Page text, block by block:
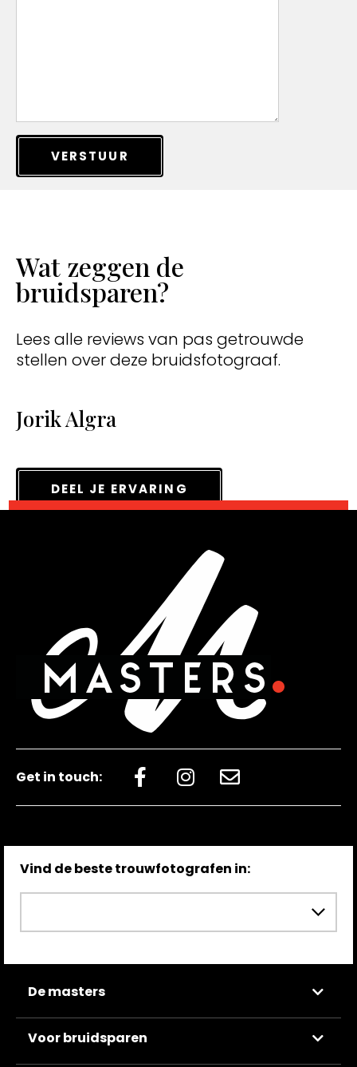
VERSTUUR
Wat zeggen de
bruidsparen?
Lees alle reviews van pas getrouwde
stellen over deze bruidsfotograaf.
Jorik Algra
DEEL JE ERVARING
Get in touch:
Vind de beste trouwfotografen in:
De masters
Voor bruidsparen